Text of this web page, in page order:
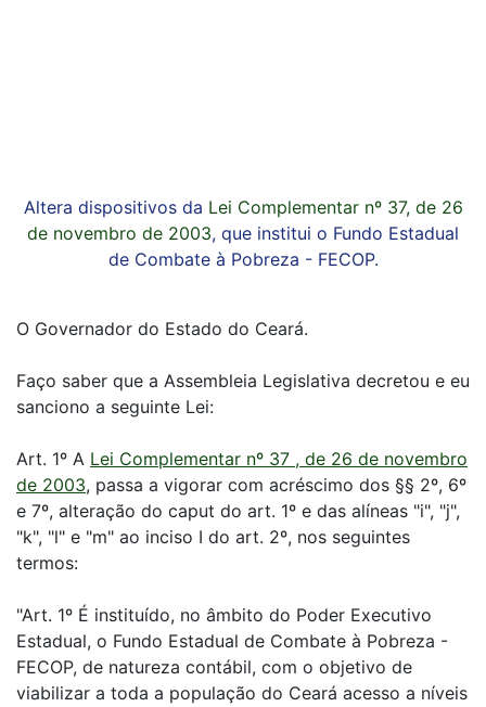
Altera dispositivos da Lei Complementar nº 37, de 26
de novembro de 2003, que institui o Fundo Estadual
de Combate à Pobreza - FECOP.
O Governador do Estado do Ceará.
Faço saber que a Assembleia Legislativa decretou e eu
sanciono a seguinte Lei:
Art. 1º A Lei Complementar nº 37 , de 26 de novembro
de 2003, passa a vigorar com acréscimo dos §§ 2º, 6º
e 7º, alteração do caput do art. 1º e das alíneas "i", "j",
"k", "l" e "m" ao inciso I do art. 2º, nos seguintes
termos:
"Art. 1º É instituído, no âmbito do Poder Executivo
Estadual, o Fundo Estadual de Combate à Pobreza -
FECOP, de natureza contábil, com o objetivo de
viabilizar a toda a população do Ceará acesso a níveis